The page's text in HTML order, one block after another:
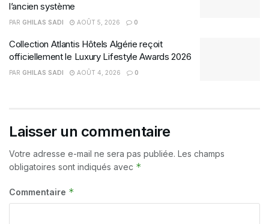
l’ancien système
PAR GHILAS SADI AOÛT 5, 2026 0
Collection Atlantis Hôtels Algérie reçoit
officiellement le Luxury Lifestyle Awards 2026
PAR GHILAS SADI AOÛT 4, 2026 0
Laisser un commentaire
Votre adresse e-mail ne sera pas publiée. Les champs
obligatoires sont indiqués avec *
Commentaire *